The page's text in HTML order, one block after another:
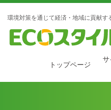
環境対策を通じて経済・地域に貢献す
トップページ
サ